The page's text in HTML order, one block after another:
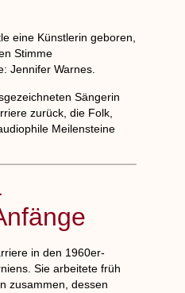
eine Künstlerin geboren,
Stimme
Jennifer Warnes.
Sängerin
zurück, die Folk,
Meilensteine
in den 1960er-
Sie arbeitete früh
zusammen, dessen